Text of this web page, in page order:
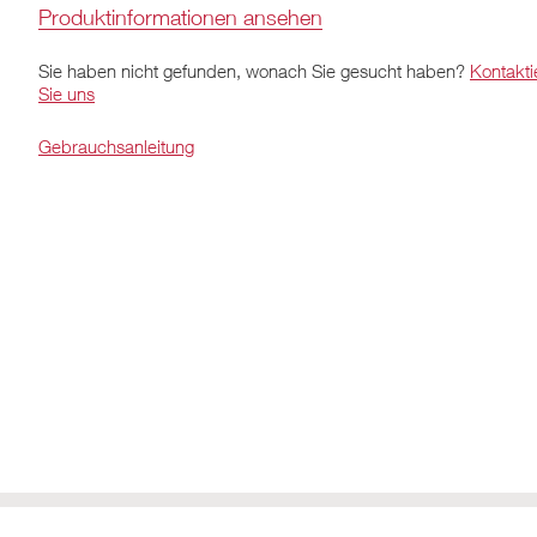
Produktinformationen ansehen
Sie haben nicht gefunden, wonach Sie gesucht haben?
Sie uns
Gebrauchsanleitung